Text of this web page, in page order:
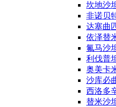
坎地沙
非诺贝
达塞曲
依泽替
氟马沙
利伐普
奥美卡
沙库必
西洛多
替米沙